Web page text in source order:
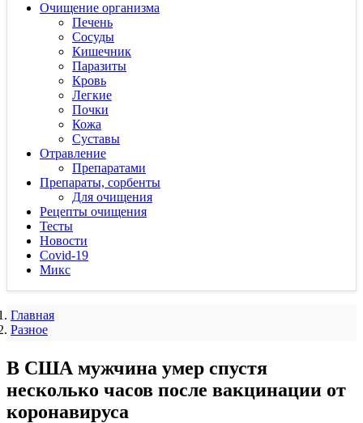
Очищение организма
Печень
Сосуды
Кишечник
Паразиты
Кровь
Легкие
Почки
Кожа
Суставы
Отравление
Препаратами
Препараты, сорбенты
Для очищения
Рецепты очищения
Тесты
Новости
Covid-19
Микс
Главная
Разное
В США мужчина умер спустя
несколько часов после вакцинации от
коронавируса